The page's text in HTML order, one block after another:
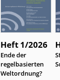
Heft 1/2026
:
Ende der
regelbasierten
Weltordnung?
: